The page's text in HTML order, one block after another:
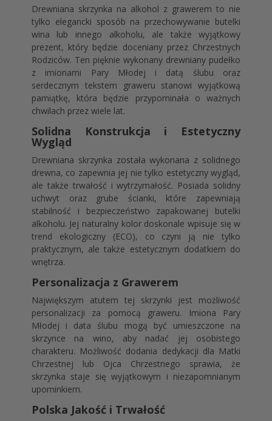
Drewniana skrzynka na alkohol z grawerem to nie
tylko elegancki sposób na przechowywanie butelki
wina lub innego alkoholu, ale także wyjątkowy
prezent, który będzie doceniany przez Chrzestnych
Rodziców. Ten pięknie wykonany drewniany pudełko
z imionami Pary Młodej i datą ślubu oraz
serdecznym tekstem graweru stanowi wyjątkową
pamiątkę, która będzie przypominała o ważnych
chwilach przez wiele lat.
Solidna Konstrukcja i Estetyczny
Wygląd
Drewniana skrzynka została wykonana z solidnego
drewna, co zapewnia jej nie tylko estetyczny wygląd,
ale także trwałość i wytrzymałość. Posiada solidny
uchwyt oraz grube ścianki, które zapewniają
stabilność i bezpieczeństwo zapakowanej butelki
alkoholu. Jej naturalny kolor doskonale wpisuje się w
trend ekologiczny (ECO), co czyni ją nie tylko
praktycznym, ale także estetycznym dodatkiem do
wnętrza.
Personalizacja z Grawerem
Największym atutem tej skrzynki jest możliwość
personalizacji za pomocą graweru. Imiona Pary
Młodej i data ślubu mogą być umieszczone na
skrzynce na wino, aby nadać jej osobistego
charakteru. Możliwość dodania dedykacji dla Matki
Chrzestnej lub Ojca Chrzestnego sprawia, że
skrzynka staje się wyjątkowym i niezapomnianym
upominkiem.
Polska Jakość i Trwałość